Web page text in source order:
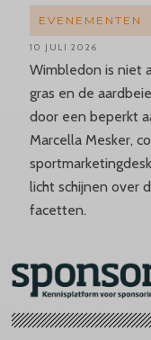
Wimbledon is niet
gras en de
door een beperkt
Marcella Mesker,
licht schijnen over
facetten.
EVENEMENTEN
10 JULI 2026